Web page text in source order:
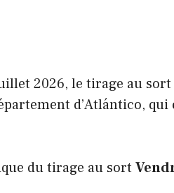
2026, le tirage au sort
d’Atlántico,
du tirage au sort